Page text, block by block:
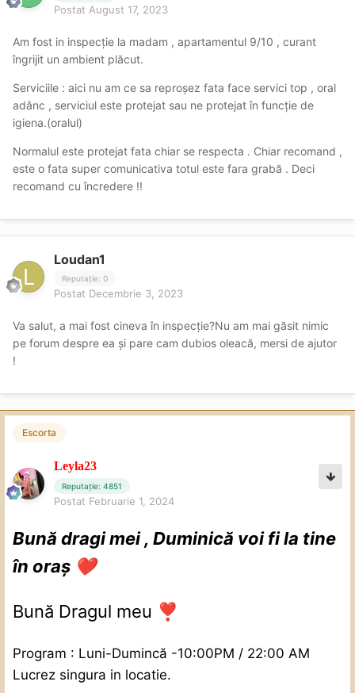
Postat August 17, 2023
Am fost in inspecție la madam , apartamentul 9/10 , curant
îngrijit un ambient plăcut.
Serviciile : aici nu am ce sa reproșez fata face servici top , oral
adânc , serviciul este protejat sau ne protejat în funcție de
igiena.(oralul)
Normalul este protejat fata chiar se respecta . Chiar recomand ,
este o fata super comunicativa totul este fara grabă . Deci
recomand cu încredere !!
Loudan1
Reputație: 0
Postat Decembrie 3, 2023
Va salut, a mai fost cineva în inspecție?Nu am mai găsit nimic
pe forum despre ea și pare cam dubios oleacă, mersi de ajutor
!
Escorta
Leyla23
Reputație: 4851
Postat Februarie 1, 2024
Bună dragi mei , Duminică voi fi la tine
în oraș ❤️
Bună Dragul meu ❣️
Program : Luni-Dumincă -10:00PM / 22:00 AM
Lucrez singura in locatie.